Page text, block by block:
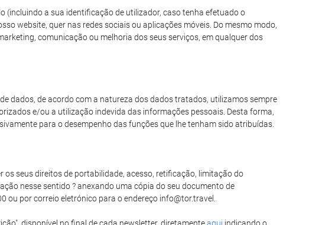
(incluindo a sua identificação de utilizador, caso tenha efetuado o
website, quer nas redes sociais ou aplicações móveis. Do mesmo modo,
comunicação ou melhoria dos seus serviços, em qualquer dos
dados, de acordo com a natureza dos dados tratados, utilizamos sempre
e/ou a utilização indevida das informações pessoais. Desta forma,
para o desempenho das funções que lhe tenham sido atribuídas.
seus direitos de portabilidade, acesso, retificação, limitação do
nesse sentido ? anexando uma cópia do seu documento de
ou por correio eletrónico para o endereço info@tor.travel.